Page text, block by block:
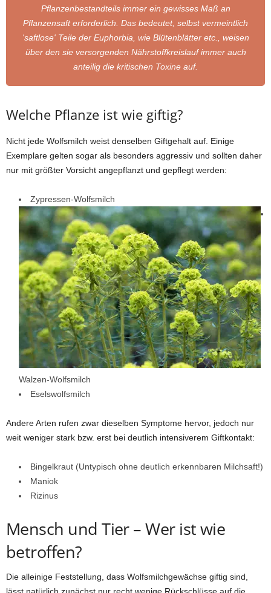
Pflanzenbestandteils immer ein gewisses Maß an
Pflanzensaft erforderlich. Das bedeutet, selbst vermeintlich
'saftlose' Teile der Euphorbia, wie Blütenblätter etc., weisen
über den sie versorgenden Nährstoffkreislauf immer auch
anteilig die kritischen Toxine auf.
Welche Pflanze ist wie giftig?
Nicht jede Wolfsmilch weist denselben Giftgehalt auf. Einige
Exemplare gelten sogar als besonders aggressiv und sollten daher
nur mit größter Vorsicht angepflanzt und gepflegt werden:
Zypressen-Wolfsmilch
Walzen-Wolfsmilch
Eselswolfsmilch
Andere Arten rufen zwar dieselben Symptome hervor, jedoch nur
weit weniger stark bzw. erst bei deutlich intensiverem Giftkontakt:
Bingelkraut (Untypisch ohne deutlich erkennbaren Milchsaft!)
Maniok
Rizinus
Mensch und Tier – Wer ist wie
betroffen?
Die alleinige Feststellung, dass Wolfsmilchgewächse giftig sind,